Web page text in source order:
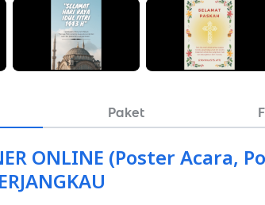
Paket
ONLINE (Poster Acara,